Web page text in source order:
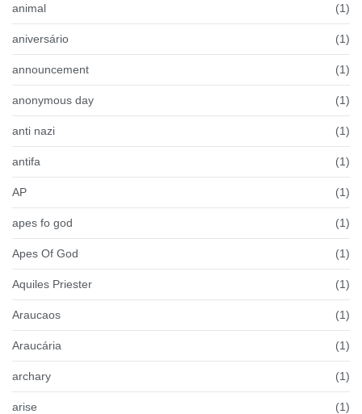
animal (1)
aniversário (1)
announcement (1)
anonymous day (1)
anti nazi (1)
antifa (1)
AP (1)
apes fo god (1)
Apes Of God (1)
Aquiles Priester (1)
Araucaos (1)
Araucária (1)
archary (1)
arise (1)